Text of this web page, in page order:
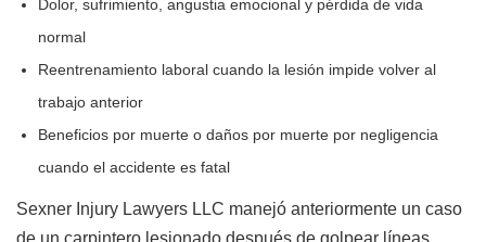
Dolor, sufrimiento, angustia emocional y pérdida de vida
normal
Reentrenamiento laboral cuando la lesión impide volver al
trabajo anterior
Beneficios por muerte o daños por muerte por negligencia
cuando el accidente es fatal
Sexner Injury Lawyers LLC manejó anteriormente un caso
de un carpintero lesionado después de golpear líneas